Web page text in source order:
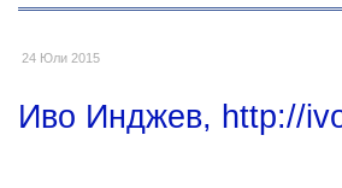
24 Юли 2015
Иво Инджев, http://